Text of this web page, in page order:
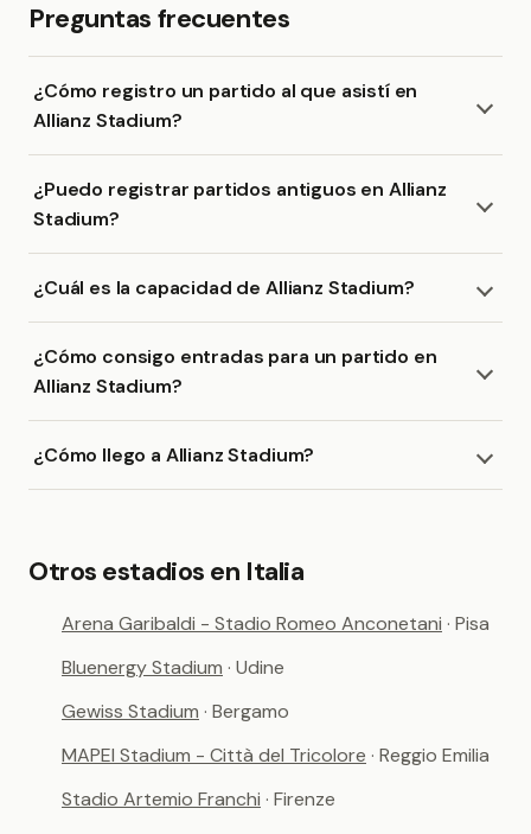
Preguntas frecuentes
¿Cómo registro un partido al que asistí en
Allianz Stadium?
¿Puedo registrar partidos antiguos en Allianz
Stadium?
¿Cuál es la capacidad de Allianz Stadium?
¿Cómo consigo entradas para un partido en
Allianz Stadium?
¿Cómo llego a Allianz Stadium?
Otros estadios en Italia
Arena Garibaldi - Stadio Romeo Anconetani · Pisa
Bluenergy Stadium · Udine
Gewiss Stadium · Bergamo
MAPEI Stadium - Città del Tricolore · Reggio Emilia
Stadio Artemio Franchi · Firenze